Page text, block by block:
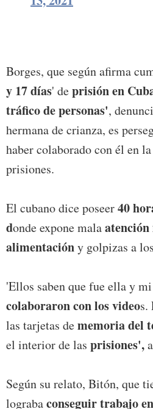
Borges, que según afirma
y 17 días' deprisión en
tráfico de personas',
hermana de crianza, es
haber colaborado con él en
prisiones.
El cubano dice poseer40
donde expone mala
alimentacióny golpizas a
'Ellos saben que fue ella y
colaboraron con los videos.
las tarjetas dememoria del
el interior de las prisiones',
Según su relato, Bitón, que
lograbaconseguir trabajo